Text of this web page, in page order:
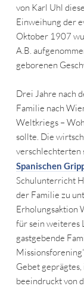
von Karl Uhl
Einweihung der
Oktober 1907
A.B.
geborenen
Drei Jahre nach
Familie nach
Weltkriegs –
sollte. Die
verschlechterten
Spanischen
Schulunterricht
der Familie zu
Erholungsaktion
für sein weiteres
gastgebende
Gebet
beeindruckt von